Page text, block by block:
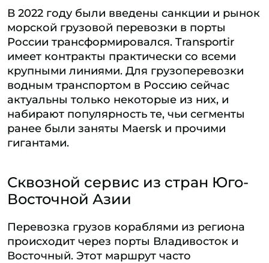
В 2022 году были введены санкции и рынок
морской грузовой перевозки в порты
России трансформировался. Transportir
имеет контракты практически со всеми
крупными линиями. Для грузоперевозки
водным транспортом в Россию сейчас
актуальны только некоторые из них, и
набирают популярность те, чьи сегменты
ранее были заняты Maersk и прочими
гигантами.
Сквозной сервис из стран Юго-
Восточной Азии
Перевозка грузов кораблями из региона
происходит через порты Владивосток и
Восточный. Этот маршрут часто